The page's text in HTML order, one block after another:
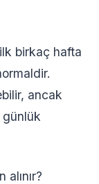
birkaç hafta
ancak